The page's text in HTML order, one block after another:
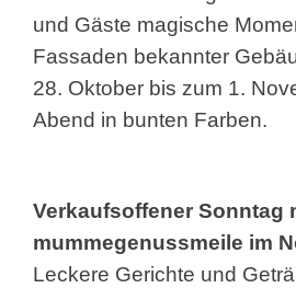
und Gäste magische
Fassaden bekannter
28. Oktober bis zum 1.
Abend in bunten Farben.
Verkaufsoffener Sonntag
mummegenussmeile im
Leckere Gerichte und